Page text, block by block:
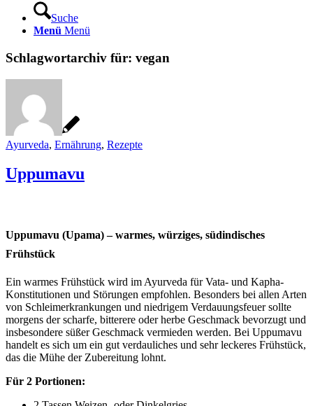
Suche
Menü Menü
Schlagwortarchiv für: vegan
Ayurveda, Ernährung, Rezepte
Uppumavu
Uppumavu (Upama) – warmes, würziges, südindisches
Frühstück
Ein warmes Frühstück wird im Ayurveda für Vata- und Kapha-
Konstitutionen und Störungen empfohlen. Besonders bei allen Arten
von Schleimerkrankungen und niedrigem Verdauungsfeuer sollte
morgens der scharfe, bitterere oder herbe Geschmack bevorzugt und
insbesondere süßer Geschmack vermieden werden. Bei Uppumavu
handelt es sich um ein gut verdauliches und sehr leckeres Frühstück,
das die Mühe der Zubereitung lohnt.
Für 2 Portionen: